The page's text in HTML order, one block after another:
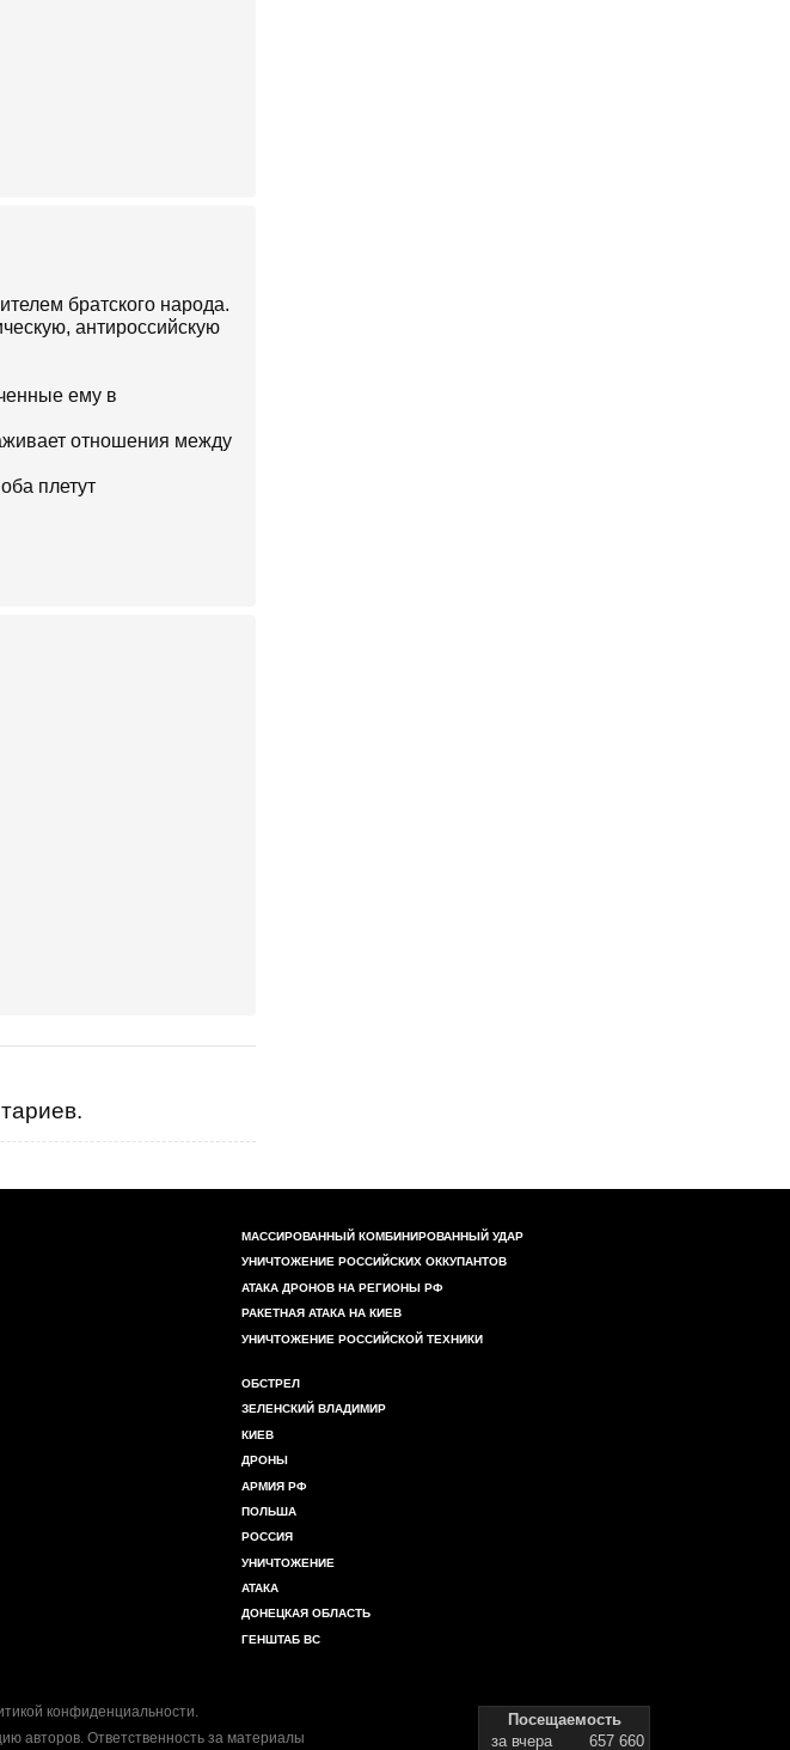
братского народа.
антироссийскую
ему в
отношения между
плетут
президент
- оно отстаивает
- абарзели ваще.?
МАССИРОВАННЫЙ КОМБИНИРОВАННЫЙ УДАР
УНИЧТОЖЕНИЕ РОССИЙСКИХ ОККУПАНТОВ
АТАКА ДРОНОВ НА РЕГИОНЫ РФ
РАКЕТНАЯ АТАКА НА КИЕВ
УНИЧТОЖЕНИЕ РОССИЙСКОЙ ТЕХНИКИ
ОБСТРЕЛ
ЗЕЛЕНСКИЙ ВЛАДИМИР
КИЕВ
ДРОНЫ
АРМИЯ РФ
ПОЛЬША
РОССИЯ
УНИЧТОЖЕНИЕ
АТАКА
ДОНЕЦКАЯ ОБЛАСТЬ
ГЕНШТАБ ВС
конфиденциальности.
авторов. Ответственность за материалы
Посещаемость
за вчера
657 660